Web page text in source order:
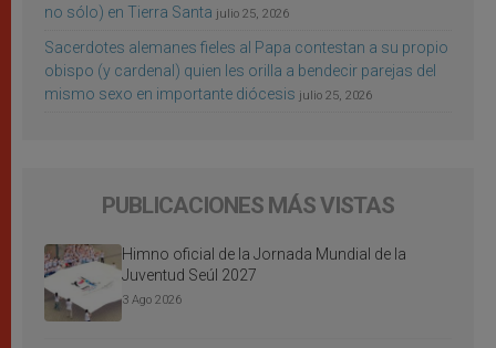
no sólo) en Tierra Santa julio 25, 2026
Sacerdotes alemanes fieles al Papa contestan a su propio
obispo (y cardenal) quien les orilla a bendecir parejas del
mismo sexo en importante diócesis julio 25, 2026
PUBLICACIONES MÁS VISTAS
Himno oficial de la Jornada Mundial de la
Juventud Seúl 2027
3 Ago 2026